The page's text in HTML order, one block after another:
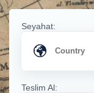
Seyahat:
Teslim Al: